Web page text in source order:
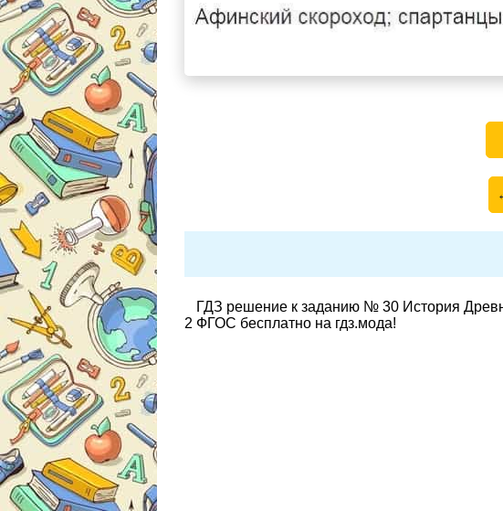
ГДЗ решение к заданию № 30 История
2 ФГОС бесплатно на гдз.мода!